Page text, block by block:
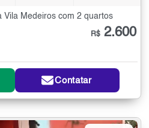
Vila Medeiros com 2 quartos
R$ 2.600
Contatar